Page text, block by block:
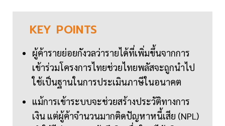
KEY POINTS
ผู้ค้ารายย่อยกังวลว่ารายได้ที่เพิ่มขึ้นจากการ
เข้าร่วมโครงการไทยช่วยไทยพลัสจะถูกนำไป
ใช้เป็นฐานในการประเมินภาษีในอนาคต
แม้การเข้าระบบจะช่วยสร้างประวัติทางการ
เงิน แต่ผู้ค้าจำนวนมากติดปัญหาหนี้เสีย (NPL)